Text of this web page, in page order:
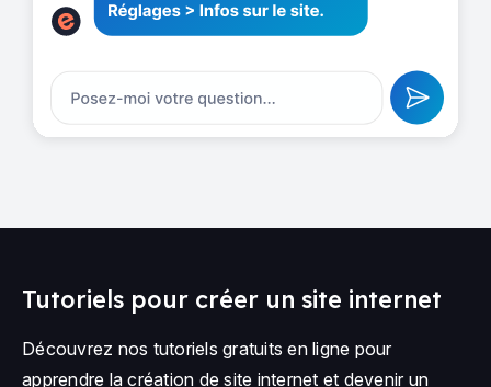
Tutoriels pour créer un site internet
Découvrez nos tutoriels gratuits en ligne pour
apprendre la création de site internet et devenir un